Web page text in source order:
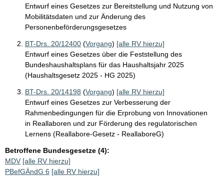
Entwurf eines Gesetzes zur Bereitstellung und Nutzung von
Mobilitätsdaten und zur Änderung des
Personenbeförderungsgesetzes
BT-Drs. 20/12400 (Vorgang) [alle RV hierzu]
Entwurf eines Gesetzes über die Feststellung des
Bundeshaushaltsplans für das Haushaltsjahr 2025
(Haushaltsgesetz 2025 - HG 2025)
BT-Drs. 20/14198 (Vorgang) [alle RV hierzu]
Entwurf eines Gesetzes zur Verbesserung der
Rahmenbedingungen für die Erprobung von Innovationen
in Reallaboren und zur Förderung des regulatorischen
Lernens (Reallabore-Gesetz - ReallaboreG)
Betroffene Bundesgesetze (4):
MDV [alle RV hierzu]
PBefGÄndG 6 [alle RV hierzu]